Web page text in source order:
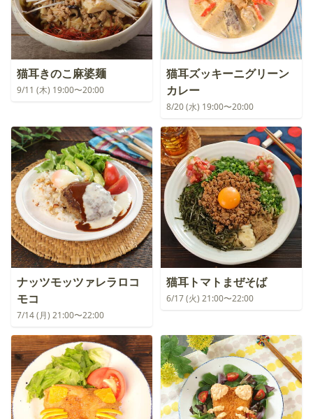
猫耳きのこ麻婆麺
9/11 (木) 19:00〜20:00
猫耳ズッキーニグリーン
カレー
8/20 (水) 19:00〜20:00
ナッツモッツァレラロコ
モコ
7/14 (月) 21:00〜22:00
猫耳トマトまぜそば
6/17 (火) 21:00〜22:00